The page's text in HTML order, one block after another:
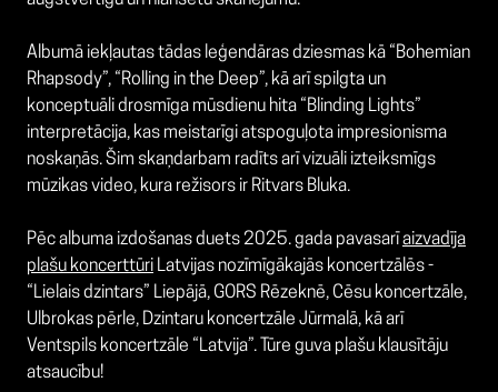
Albumā iekļautas tādas leģendāras dziesmas kā “Bohemian
Rhapsody”, “Rolling in the Deep”, kā arī spilgta un
konceptuāli drosmīga mūsdienu hita “Blinding Lights”
interpretācija, kas meistarīgi atspoguļota impresionisma
noskaņās. Šim skaņdarbam radīts arī vizuāli izteiksmīgs
mūzikas video, kura režisors ir Ritvars Bluka.
Pēc albuma izdošanas duets 2025. gada pavasarīaizvadīja
plašu koncerttūri Latvijas nozīmīgākajās koncertzālēs -
“Lielais dzintars” Liepājā, GORS Rēzeknē, Cēsu koncertzāle,
Ulbrokas pērle, Dzintaru koncertzāle Jūrmalā, kā arī
Ventspils koncertzāle “Latvija”. Tūre guva plašu klausītāju
atsaucību!